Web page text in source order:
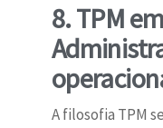
8. TPM
A filosofia TPM